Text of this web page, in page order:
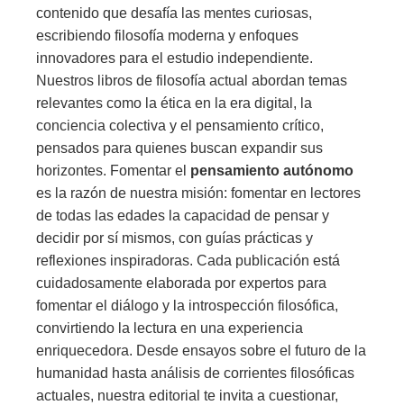
contenido que desafía las mentes curiosas,
escribiendo filosofía moderna y enfoques
innovadores para el estudio independiente.
Nuestros libros de filosofía actual abordan temas
relevantes como la ética en la era digital, la
conciencia colectiva y el pensamiento crítico,
pensados para quienes buscan expandir sus
horizontes. Fomentar el pensamiento autónomo
es la razón de nuestra misión: fomentar en lectores
de todas las edades la capacidad de pensar y
decidir por sí mismos, con guías prácticas y
reflexiones inspiradoras. Cada publicación está
cuidadosamente elaborada por expertos para
fomentar el diálogo y la introspección filosófica,
convirtiendo la lectura en una experiencia
enriquecedora. Desde ensayos sobre el futuro de la
humanidad hasta análisis de corrientes filosóficas
actuales, nuestra editorial te invita a cuestionar,